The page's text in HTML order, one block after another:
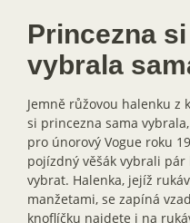
Princezna
vybrala
Jemně růžovou halenku z
si princezna sama
pro únorový Vogue roku
pojízdný věšák vybrali
vybrat. Halenka, jejíž
manžetami, se zapíná
knoflíčku najdete i na